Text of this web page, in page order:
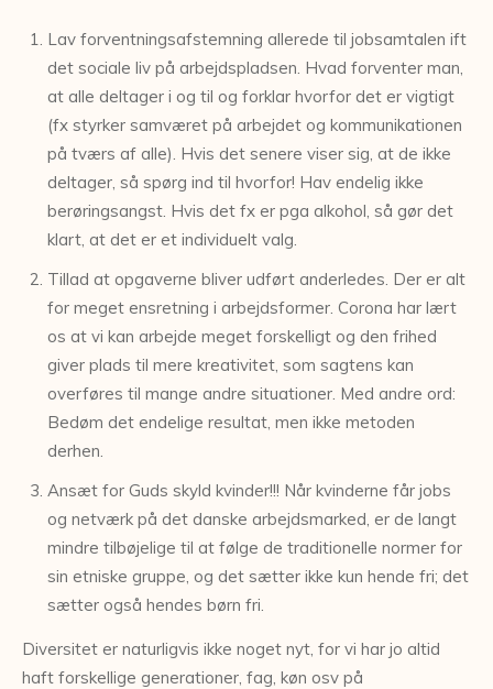
Lav forventningsafstemning allerede til jobsamtalen ift
det sociale liv på arbejdspladsen. Hvad forventer man,
at alle deltager i og til og forklar hvorfor det er vigtigt
(fx styrker samværet på arbejdet og kommunikationen
på tværs af alle). Hvis det senere viser sig, at de ikke
deltager, så spørg ind til hvorfor! Hav endelig ikke
berøringsangst. Hvis det fx er pga alkohol, så gør det
klart, at det er et individuelt valg.
Tillad at opgaverne bliver udført anderledes. Der er alt
for meget ensretning i arbejdsformer. Corona har lært
os at vi kan arbejde meget forskelligt og den frihed
giver plads til mere kreativitet, som sagtens kan
overføres til mange andre situationer. Med andre ord:
Bedøm det endelige resultat, men ikke metoden
derhen.
Ansæt for Guds skyld kvinder!!! Når kvinderne får jobs
og netværk på det danske arbejdsmarked, er de langt
mindre tilbøjelige til at følge de traditionelle normer for
sin etniske gruppe, og det sætter ikke kun hende fri; det
sætter også hendes børn fri.
Diversitet er naturligvis ikke noget nyt, for vi har jo altid
haft forskellige generationer, fag, køn osv på